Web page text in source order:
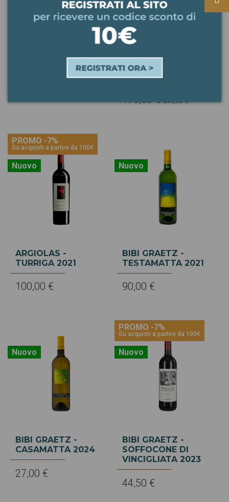
MAGNUM CON
CASSA IN LEGNO
LUNGAROTTI -
RUBESCO VIGNA
MONTICCHIO 60
ANNI 2018-2019-
2020 CON CASSA DI
LEGNO
170,00 €200,00 €
Nuovo
ARGIOLAS -
TURRIGA 2021
100,00 €
PROMO -7%
Su acquisti a partire da 100€
Nuovo
BIBI GRAETZ -
TESTAMATTA 2021
90,00 €
Nuovo
BIBI GRAETZ -
CASAMATTA 2024
27,00 €
Nuovo
BIBI GRAETZ -
SOFFOCONE DI
VINCIGLIATA 2023
44,50 €
PROMO -7%
Su acquisti a partire da 100€